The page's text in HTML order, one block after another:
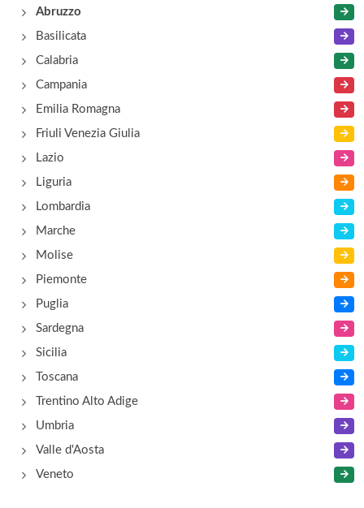
via Santa Lucia , Civitella Alfedena
Abruzzo
Basilicata
Calabria
Campania
Emilia Romagna
Friuli Venezia Giulia
Lazio
Liguria
Lombardia
Marche
Molise
Piemonte
Puglia
Sardegna
Sicilia
Toscana
Trentino Alto Adige
Umbria
Valle d'Aosta
Veneto